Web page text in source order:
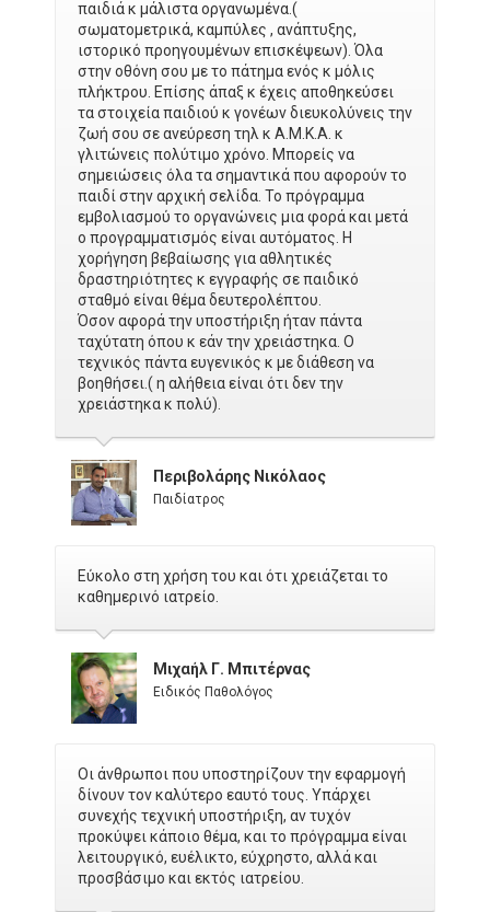
παιδιά κ μάλιστα οργανωμένα.(
σωματομετρικά, καμπύλες , ανάπτυξης,
ιστορικό προηγουμένων επισκέψεων). Όλα
στην οθόνη σου με το πάτημα ενός κ μόλις
πλήκτρου. Επίσης άπαξ κ έχεις αποθηκεύσει
τα στοιχεία παιδιού κ γονέων διευκολύνεις την
ζωή σου σε ανεύρεση τηλ κ Α.Μ.Κ.Α. κ
γλιτώνεις πολύτιμο χρόνο. Μπορείς να
σημειώσεις όλα τα σημαντικά που αφορούν το
παιδί στην αρχική σελίδα. Το πρόγραμμα
εμβολιασμού το οργανώνεις μια φορά και μετά
ο προγραμματισμός είναι αυτόματος. Η
χορήγηση βεβαίωσης για αθλητικές
δραστηριότητες κ εγγραφής σε παιδικό
σταθμό είναι θέμα δευτερολέπτου.
Όσον αφορά την υποστήριξη ήταν πάντα
ταχύτατη όπου κ εάν την χρειάστηκα. Ο
τεχνικός πάντα ευγενικός κ με διάθεση να
βοηθήσει.( η αλήθεια είναι ότι δεν την
χρειάστηκα κ πολύ).
Περιβολάρης Νικόλαος
Παιδίατρος
Εύκολο στη χρήση του και ότι χρειάζεται το
καθημερινό ιατρείο.
Μιχαήλ Γ. Μπιτέρνας
Ειδικός Παθολόγος
Οι άνθρωποι που υποστηρίζουν την εφαρμογή
δίνουν τον καλύτερο εαυτό τους. Υπάρχει
συνεχής τεχνική υποστήριξη, αν τυχόν
προκύψει κάποιο θέμα, και το πρόγραμμα είναι
λειτουργικό, ευέλικτο, εύχρηστο, αλλά και
προσβάσιμο και εκτός ιατρείου.